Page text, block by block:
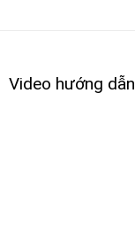
Video hướng